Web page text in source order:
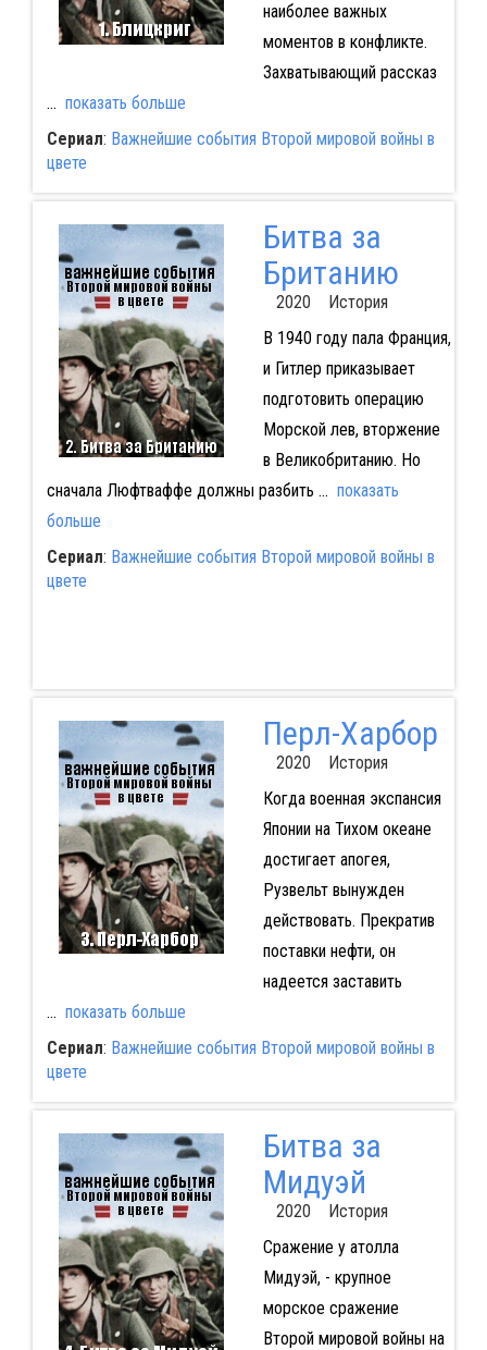
наиболее важных
моментов в конфликте.
Захватывающий рассказ
... показать больше
Сериал: Важнейшие события Второй мировой войны в
цвете
Битва за
Британию
2020 История
В 1940 году пала Франция,
и Гитлер приказывает
подготовить операцию
Морской лев, вторжение
в Великобританию. Но
сначала Люфтваффе должны разбить ... показать
больше
Сериал: Важнейшие события Второй мировой войны в
цвете
Перл-Харбор
2020 История
Когда военная экспансия
Японии на Тихом океане
достигает апогея,
Рузвельт вынужден
действовать. Прекратив
поставки нефти, он
надеется заставить
... показать больше
Сериал: Важнейшие события Второй мировой войны в
цвете
Битва за
Мидуэй
2020 История
Сражение у атолла
Мидуэй, - крупное
морское сражение
Второй мировой войны на